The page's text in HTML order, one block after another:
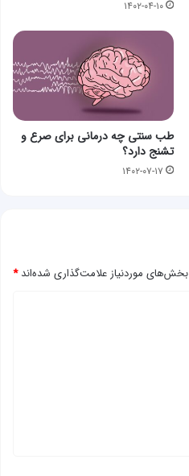
۱۴۰۲-۰۴-۱۰
طب سنتی چه درمانی برای صرع و
تشنج دارد؟
۱۴۰۲-۰۷-۱۷
بخش‌های موردنیاز علامت‌گذاری شده‌اند*